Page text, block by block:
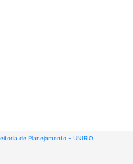
de Planejamento - UNIRIO